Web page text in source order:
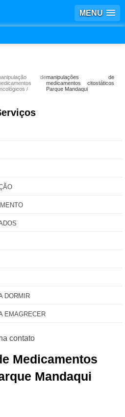
MENU
demanipulações de
medicamentos citostáticos
Parque Mandaqui
DORMIR
EMAGRECER
Medicamentos
Mandaqui